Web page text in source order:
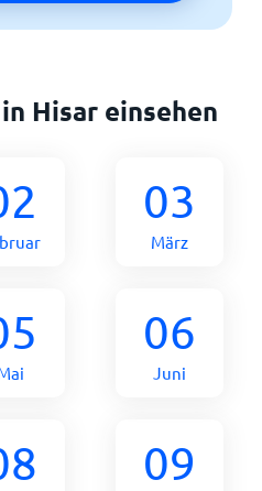
Hisar einsehen
03
März
06
Juni
09